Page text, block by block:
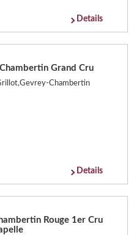
Details
Grand Cru
Chambertin
Details
Rouge 1er Cru